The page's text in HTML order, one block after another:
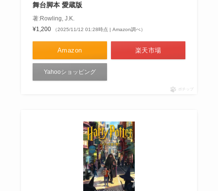
舞台脚本 愛蔵版
著:Rowling, J.K.
¥1,200
（2025/11/12 01:28時点 | Amazon調べ）
Amazon 楽天市場
Yahooショッピング
ポチップ